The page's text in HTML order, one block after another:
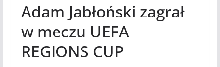
Adam Jabłoński zagrał
w meczu UEFA
REGIONS CUP